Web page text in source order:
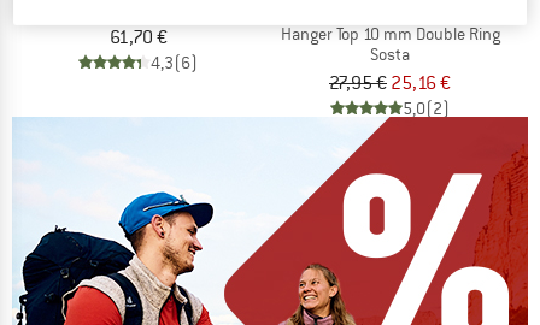
61,70 €
4,3(6)
Hanger Top 10 mm Double Ring
Sosta
27,95 € 25,16 €
5,0(2)